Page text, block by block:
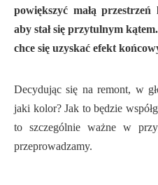
powiększyć małą
aby stał się przytulnym
chce się uzyskać efekt
Decydując się na remont, w
jaki kolor? Jak to będzie
to szczególnie ważne w
przeprowadzamy.